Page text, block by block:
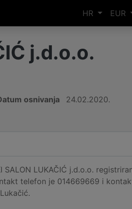
HR EUR
j.d.o.o.
osnivanja 24.02.2020.
LUKAČIĆ j.d.o.o.
telefon je 014669669 i